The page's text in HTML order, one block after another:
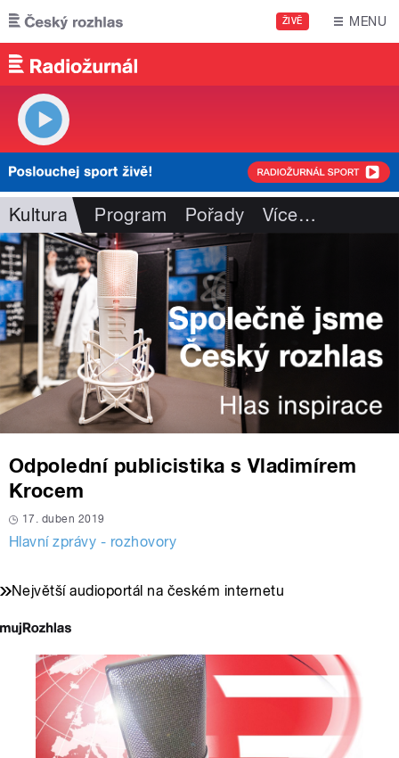
Přejít k hlavnímu obsahu
ŽIVĚ MENU
Kultura Program Pořady Více…
Odpolední publicistika s Vladimírem
Krocem
17. duben 2019
Hlavní zprávy - rozhovory
Největší audioportál na českém internetu